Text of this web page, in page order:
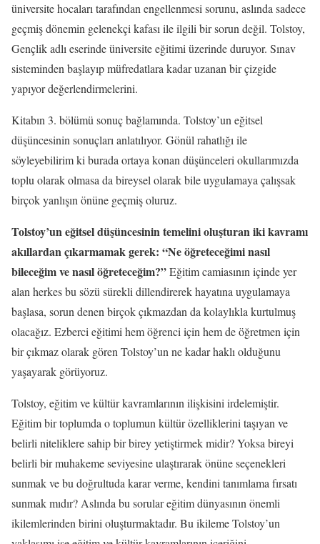
üniversite hocaları tarafından engellenmesi sorunu, aslında sadece
geçmiş dönemin gelenekçi kafası ile ilgili bir sorun değil. Tolstoy,
Gençlik adlı eserinde üniversite eğitimi üzerinde duruyor. Sınav
sisteminden başlayıp müfredatlara kadar uzanan bir çizgide
yapıyor değerlendirmelerini.
Kitabın 3. bölümü sonuç bağlamında. Tolstoy’un eğitsel
düşüncesinin sonuçları anlatılıyor. Gönül rahatlığı ile
söyleyebilirim ki burada ortaya konan düşünceleri okullarımızda
toplu olarak olmasa da bireysel olarak bile uygulamaya çalışsak
birçok yanlışın önüne geçmiş oluruz.
Tolstoy’un eğitsel düşüncesinin temelini oluşturan iki kavramı
akıllardan çıkarmamak gerek: “Ne öğreteceğimi nasıl
bileceğim ve nasıl öğreteceğim?”Eğitim camiasının içinde yer
alan herkes bu sözü sürekli dillendirerek hayatına uygulamaya
başlasa, sorun denen birçok çıkmazdan da kolaylıkla kurtulmuş
olacağız. Ezberci eğitimi hem öğrenci için hem de öğretmen için
bir çıkmaz olarak gören Tolstoy’un ne kadar haklı olduğunu
yaşayarak görüyoruz.
Tolstoy, eğitim ve kültür kavramlarının ilişkisini irdelemiştir.
Eğitim bir toplumda o toplumun kültür özelliklerini taşıyan ve
belirli niteliklere sahip bir birey yetiştirmek midir? Yoksa bireyi
belirli bir muhakeme seviyesine ulaştırarak önüne seçenekleri
sunmak ve bu doğrultuda karar verme, kendini tanımlama fırsatı
sunmak mıdır? Aslında bu sorular eğitim dünyasının önemli
ikilemlerinden birini oluşturmaktadır. Bu ikileme Tolstoy’un